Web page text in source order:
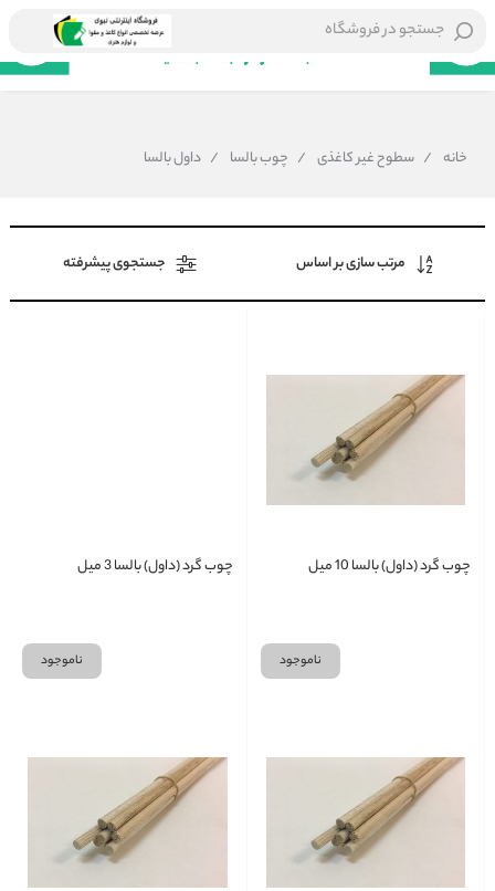
جستجو در فروشگاه
خانه / سطوح غیر کاغذی / چوب بالسا / داول بالسا
مرتب سازی بر اساس جستجوی پیشرفته
چوب گرد (داول) بالسا 10 میل
ناموجود
چوب گرد (داول) بالسا 3 میل
ناموجود